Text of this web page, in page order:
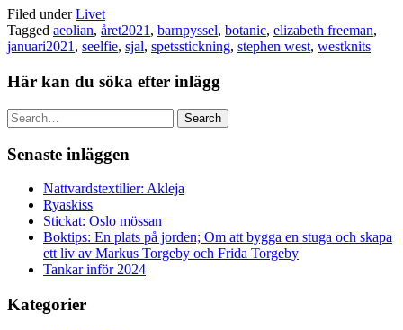
Filed underLivet
Tagged aeolian, året2021, barnpyssel, botanic, elizabeth freeman,
januari2021, seelfie, sjal, spetsstickning, stephen west, westknits
Här kan du söka efter inlägg
Search
Senaste inläggen
Nattvardstextilier: Akleja
Ryaskiss
Stickat: Oslo mössan
Boktips: En plats på jorden; Om att bygga en stuga och skapa
ett liv av Markus Torgeby och Frida Torgeby
Tankar inför 2024
Kategorier